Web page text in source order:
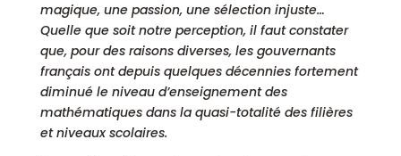
magique, une passion, une sélection injuste…
Quelle que soit notre perception, il faut constater
que, pour des raisons diverses, les gouvernants
français ont depuis quelques décennies fortement
diminué le niveau d’enseignement des
mathématiques dans la quasi-totalité des filières
et niveaux scolaires.